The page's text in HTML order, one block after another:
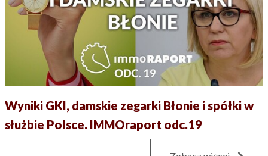
Wyniki GKI, damskie zegarki Błonie i spółki w
służbie Polsce. IMMOraport odc.19